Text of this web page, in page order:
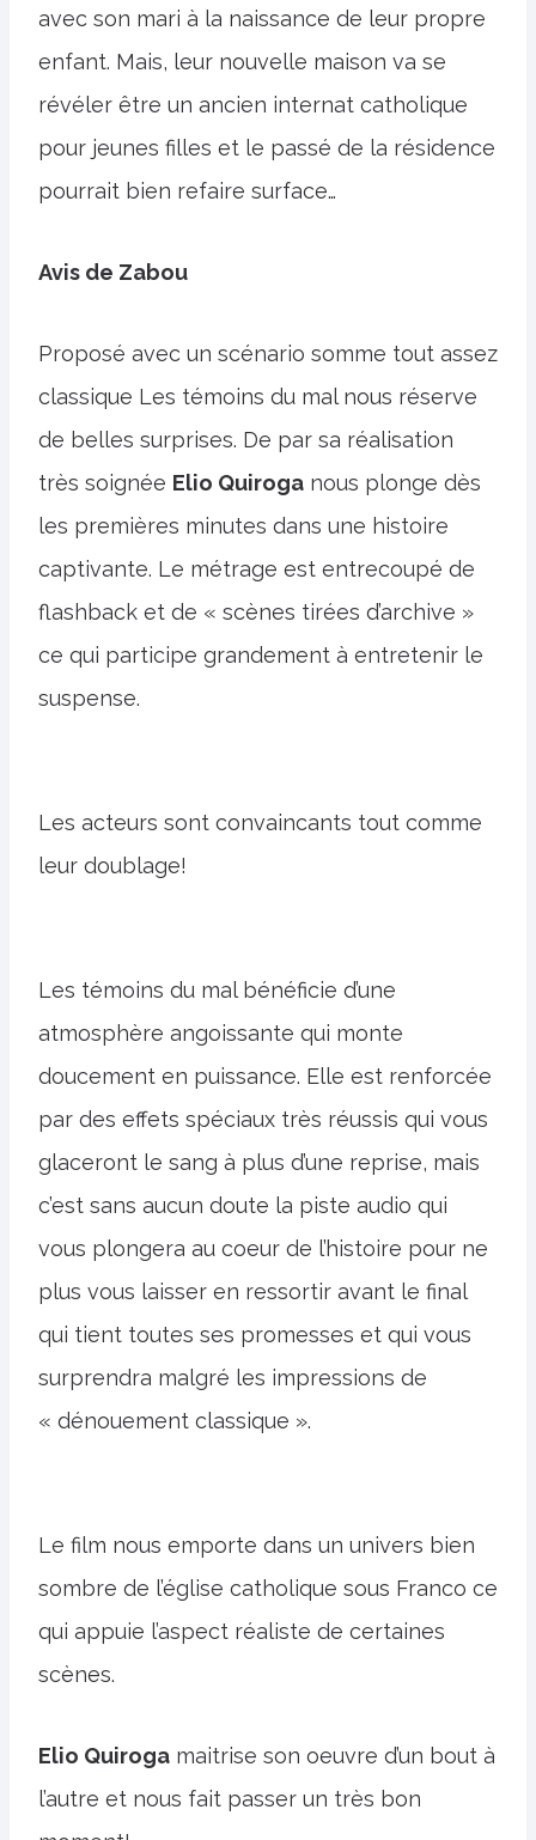
avec son mari à la naissance de leur propre
enfant. Mais, leur nouvelle maison va se
révéler être un ancien internat catholique
pour jeunes filles et le passé de la résidence
pourrait bien refaire surface…
Avis de Zabou
Proposé avec un scénario somme tout assez
classique Les témoins du mal nous réserve
de belles surprises. De par sa réalisation
très soignée Elio Quiroga nous plonge dès
les premières minutes dans une histoire
captivante. Le métrage est entrecoupé de
flashback et de « scènes tirées d’archive »
ce qui participe grandement à entretenir le
suspense.
Les acteurs sont convaincants tout comme
leur doublage!
Les témoins du mal bénéficie d’une
atmosphère angoissante qui monte
doucement en puissance. Elle est renforcée
par des effets spéciaux très réussis qui vous
glaceront le sang à plus d’une reprise, mais
c’est sans aucun doute la piste audio qui
vous plongera au coeur de l’histoire pour ne
plus vous laisser en ressortir avant le final
qui tient toutes ses promesses et qui vous
surprendra malgré les impressions de
« dénouement classique ».
Le film nous emporte dans un univers bien
sombre de l’église catholique sous Franco ce
qui appuie l’aspect réaliste de certaines
scènes.
Elio Quiroga maitrise son oeuvre d’un bout à
l’autre et nous fait passer un très bon